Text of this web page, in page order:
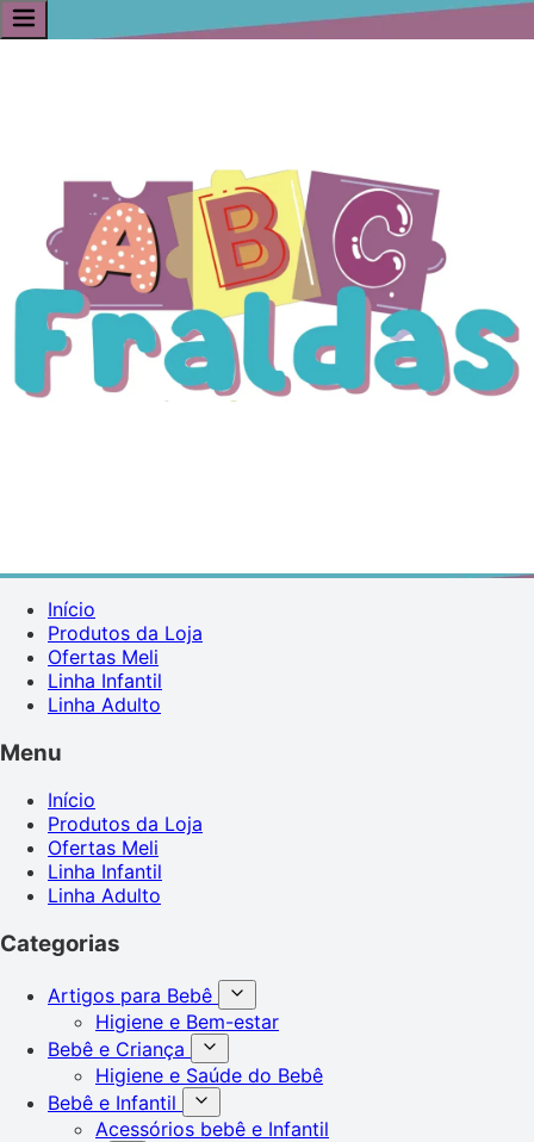
Início
Produtos da Loja
Ofertas Meli
Linha Infantil
Linha Adulto
Menu
Início
Produtos da Loja
Ofertas Meli
Linha Infantil
Linha Adulto
Categorias
Artigos para Bebê
Higiene e Bem-estar
Bebê e Criança
Higiene e Saúde do Bebê
Bebê e Infantil
Acessórios bebê e Infantil